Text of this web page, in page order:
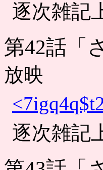
逐次雑記
第42話「
放映
逐次雑記